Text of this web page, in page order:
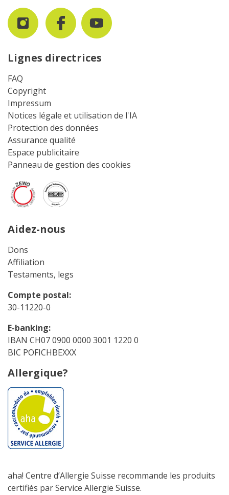
Lignes directrices
FAQ
Copyright
Impressum
Notices légale et utilisation de l'IA
Protection des données
Assurance qualité
Espace publicitaire
Panneau de gestion des cookies
Aidez-nous
Dons
Affiliation
Testaments, legs
Compte postal:
30-11220-0
E-banking:
IBAN CH07 0900 0000 3001 1220 0
BIC POFICHBEXXX
Allergique?
aha! Centre d’Allergie Suisse recommande les produits
certifiés par Service Allergie Suisse.